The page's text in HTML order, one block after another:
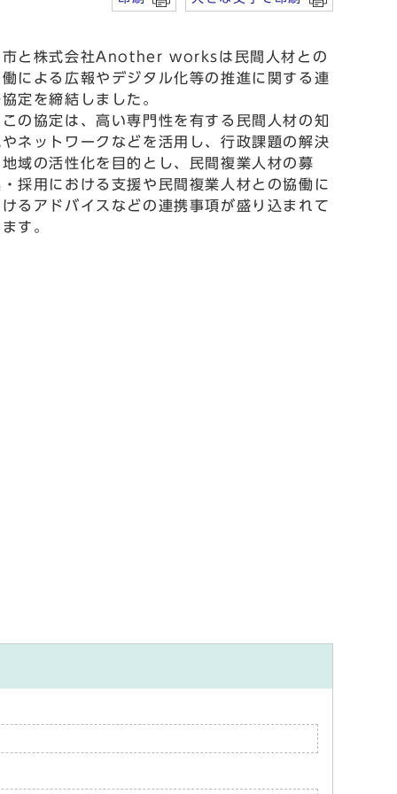
と株式会社Another worksは民間人材との
による広報やデジタル化等の推進に関する連
定を締結しました。
の協定は、高い専門性を有する民間人材の知
ネットワークなどを活用し、行政課題の解決
域の活性化を目的とし、民間複業人材の募
採用における支援や民間複業人材との協働に
るアドバイスなどの連携事項が盛り込まれて
す。